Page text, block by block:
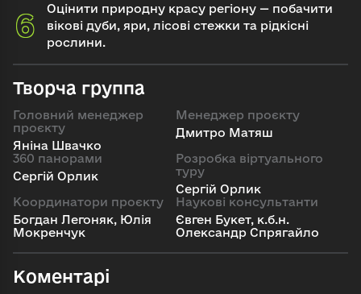
Оцінити природну красу регіону — побачити
вікові дуби, яри, лісові стежки та рідкісні
рослини.
Творча группа
Головний менеджер
проєкту
Яніна Швачко
Менеджер проєкту
Дмитро Матяш
360 панорами
Сергій Орлик
Розробка віртуального
туру
Сергій Орлик
Координатори проєкту
Богдан Легоняк, Юлія
Мокренчук
Наукові консультанти
Євген Букет, к.б.н.
Олександр Спрягайло
Коментарі